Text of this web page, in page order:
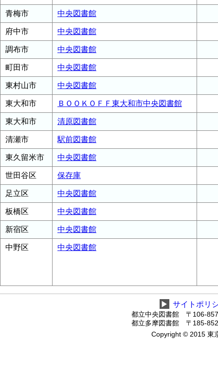
青梅市 中央図書館
府中市 中央図書館
調布市 中央図書館
町田市 中央図書館
東村山市 中央図書館
東大和市 ＢＯＯＫＯＦＦ東大和市中央図書館
東大和市 清原図書館
清瀬市 駅前図書館
東久留米市 中央図書館
世田谷区 保存庫
足立区 中央図書館
板橋区 中央図書館
新宿区 中央図書館
中野区 中央図書館
▶ サイトポリ
都立中央図書館 〒106-
都立多摩図書館 〒185-
Copyright © 2015 東